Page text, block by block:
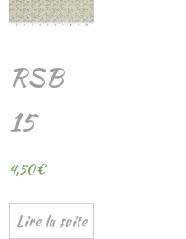
RSB
15
4,50€
Lire la suite